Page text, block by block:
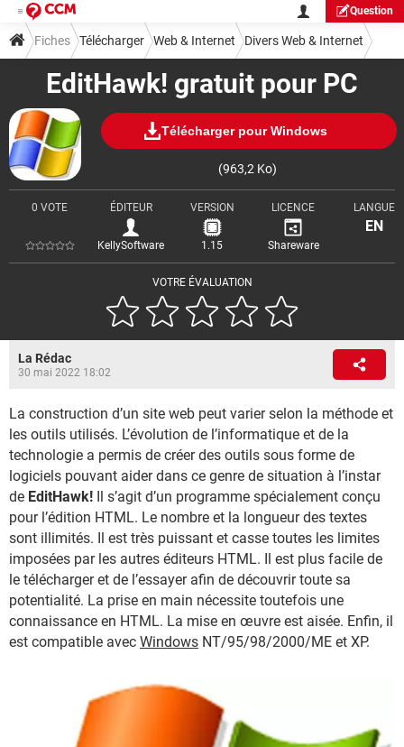
Question
EditHawk! gratuit pour PC
Télécharger pour Windows
(963,2 Ko)
VOTRE ÉVALUATION
0 VOTE ÉDITEUR
KellySoftware
VERSION
1.15
LICENCE
Shareware
LANGUE
EN
Fiches Télécharger Web & Internet Divers Web & Internet
La Rédac
30 mai 2022 18:02
La construction d’un site web peut varier selon la méthode et
les outils utilisés. L’évolution de l’informatique et de la
technologie a permis de créer des outils sous forme de
logiciels pouvant aider dans ce genre de situation à l’instar
de EditHawk! Il s’agit d’un programme spécialement conçu
pour l’édition HTML. Le nombre et la longueur des textes
sont illimités. Il est très puissant et casse toutes les limites
imposées par les autres éditeurs HTML. Il est plus facile de
le télécharger et de l’essayer afin de découvrir toute sa
potentialité. La prise en main nécessite toutefois une
connaissance en HTML. La mise en œuvre est aisée. Enfin, il
est compatible avec Windows NT/95/98/2000/ME et XP.